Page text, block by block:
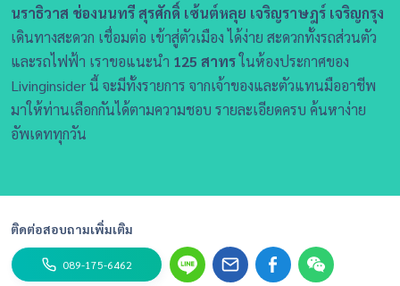
นราธิวาส ช่องนนทรี สุรศักดิ์ เซ้นต์หลุย เจริญราษฎร์ เจริญกรุง
เดินทางสะดวก เชื่อมต่อ เข้าสู่ตัวเมือง ได้ง่าย สะดวกทั้งรถส่วนตัว
และรถไฟฟ้า เราขอแนะนำ 125 สาทรในห้องประกาศของ
Livinginsider นี้ จะมีทั้งรายการ จากเจ้าของและตัวแทนมืออาชีพ
มาให้ท่านเลือกกันได้ตามความชอบ รายละเอียดครบ ค้นหาง่าย
อัพเดททุกวัน
ติดต่อสอบถามเพิ่มเติม
089-175-6462